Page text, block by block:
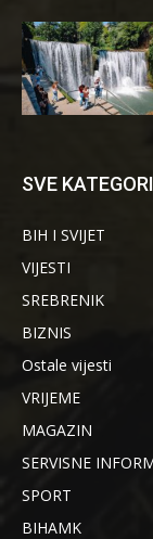
SVE
BIH I SVIJET
VIJESTI
SREBRENIK
BIZNIS
Ostale vijesti
VRIJEME
MAGAZIN
SERVISNE
SPORT
BIHAMK